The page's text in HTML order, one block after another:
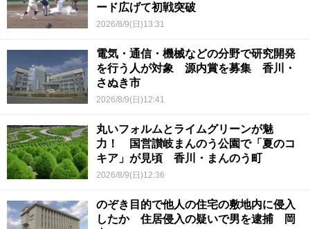
ード広げて初戦突破
2026/8/9(日)13:31
電気・通信・機械などの分野で研究開発
を行う人が対象 源内賞を募集 香川・
さぬき市
2026/8/9(日)12:41
丸いフォルムとライムグリーンが魅
力！ 国営讃岐まんのう公園で「夏のコ
キア」が見頃 香川・まんのう町
2026/8/9(日)12:36
のぞき目的で他人の住宅の敷地内に侵入
したか 住居侵入の疑いで男を逮捕 岡